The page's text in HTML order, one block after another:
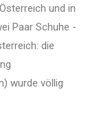
und in
Paar Schuhe -
die
wurde völlig